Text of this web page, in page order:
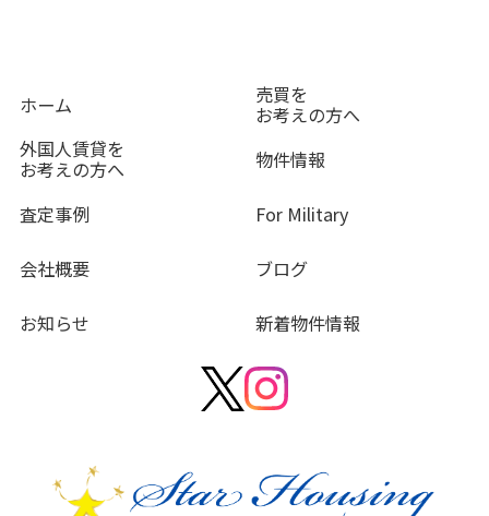
ホーム 売買を
お考えの方へ
外国人賃貸を
お考えの方へ 物件情報
査定事例 For Military
会社概要 ブログ
お知らせ 新着物件情報